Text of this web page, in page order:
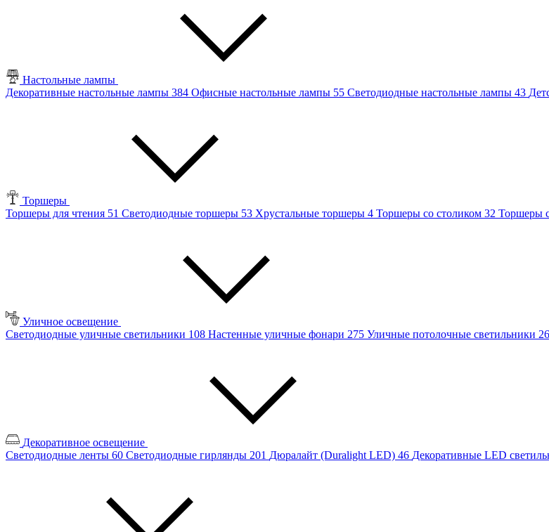
Настольные лампы
Декоративные настольные лампы 384 Офисные настольные лампы 55 Светодиодные настольные лампы 43
Торшеры
Торшеры для чтения 51 Светодиодные торшеры 53 Хрустальные торшеры 4 Торшеры со столиком 32 Торшеры
Уличное освещение
Светодиодные уличные светильники 108 Настенные уличные фонари 275 Уличные потолочные светильники 26
Декоративное освещение
Светодиодные ленты 60 Светодиодные гирлянды 201 Дюралайт (Duralight LED) 46 Декоративные LED